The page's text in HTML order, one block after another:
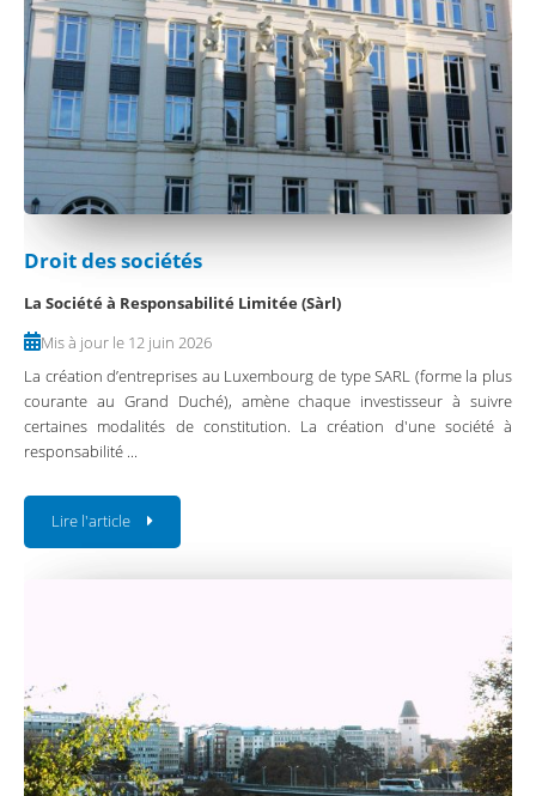
Droit des sociétés
La Société à Responsabilité Limitée (Sàrl)
Mis à jour le 12 juin 2026
La création d’entreprises au Luxembourg de type SARL (forme la plus
courante au Grand Duché), amène chaque investisseur à suivre
certaines modalités de constitution. La création d'une société à
responsabilité ...
Lire l'article